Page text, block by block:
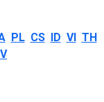
PL CS ID VI TH